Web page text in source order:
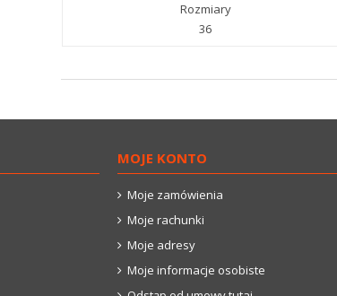
Rozmiary
36
MOJE KONTO
Moje zamówienia
Moje rachunki
Moje adresy
Moje informacje osobiste